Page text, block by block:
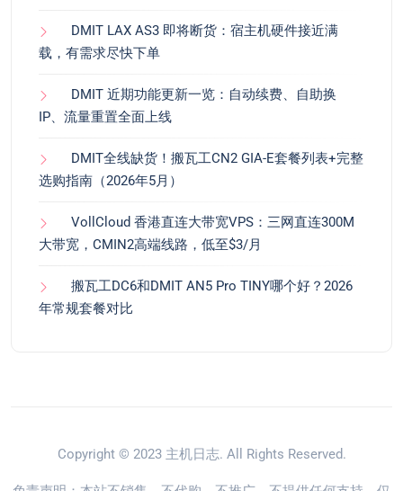
DMIT LAX AS3 即将断货：宿主机硬件接近满
载，有需求尽快下单
DMIT 近期功能更新一览：自动续费、自助换
IP、流量重置全面上线
DMIT全线缺货！搬瓦工CN2 GIA-E套餐列表+完整
选购指南（2026年5月）
VollCloud 香港直连大带宽VPS：三网直连300M
大带宽，CMIN2高端线路，低至$3/月
搬瓦工DC6和DMIT AN5 Pro TINY哪个好？2026
年常规套餐对比
Copyright © 2023 主机日志. All Rights Reserved.